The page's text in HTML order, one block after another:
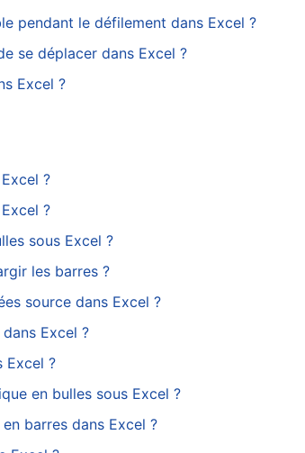
pendant le défilement dans Excel ?
se déplacer dans Excel ?
Excel ?
?
?
sous Excel ?
les barres ?
source dans Excel ?
Excel ?
Excel ?
en bulles sous Excel ?
barres dans Excel ?